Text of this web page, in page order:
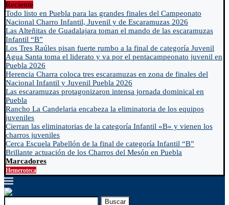
Reciente
Todo listo en Puebla para las grandes finales del Campeonato
Nacional Charro Infantil, Juvenil y de Escaramuzas 2026
Las Alteñitas de Guadalajara toman el mando de las escaramuzas
Infantil “B”
Los Tres Raúles pisan fuerte rumbo a la final de categoría Juvenil
Agua Santa toma el liderato y va por el pentacampeonato juvenil en
Puebla 2026
Herencia Charra coloca tres escaramuzas en zona de finales del
Nacional Infantil y Juvenil Puebla 2026
Las escaramuzas protagonizaron intensa jornada dominical en
Puebla
Rancho La Candelaria encabeza la eliminatoria de los equipos
juveniles
Cierran las eliminatorias de la categoría Infantil «B» y vienen los
charros juveniles
Cerca Escuela Pabellón de la final de categoría Infantil “B”
Brillante actuación de los Charros del Mesón en Puebla
Marcadores
Hemeroteca
Buscar